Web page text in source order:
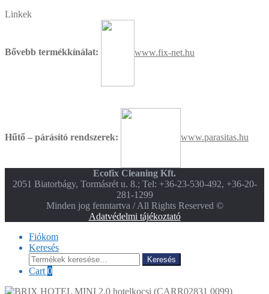
Linkek
Bővebb termékkínálat: www.fix-net.hu
Hűtő – párásító rendszerek: www.parasitas.hu
Ecofix Cleaning Kft.
2051 Biatorbágy, Tormásrét u. 8.; Tel: +36-23-530-492, +36-20-
281-1299
Minden jog fenntartva / All Rights Reserved ©
Adatvédelmi tájékoztató
Fiókom
Keresés
Keresés
a
következőre:
Keresés
Cart 0